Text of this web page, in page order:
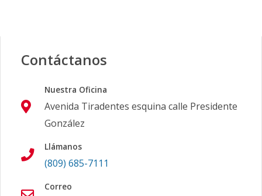
Contáctanos
Nuestra Oficina
Avenida Tiradentes esquina calle Presidente
González
Llámanos
(809) 685-7111
Correo